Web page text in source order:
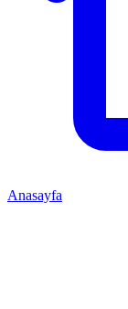
Anasayfa